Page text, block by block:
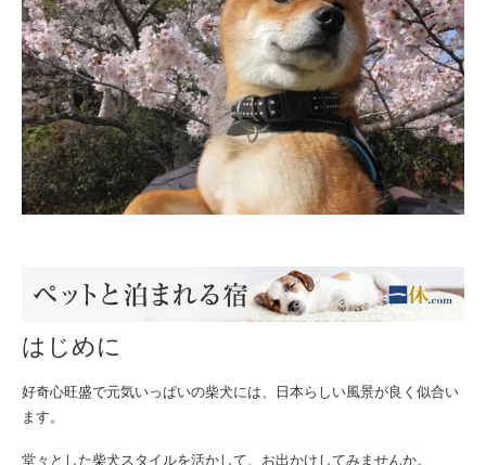
はじめに
好奇心旺盛で元気いっぱいの柴犬には、日本らしい風景が良く似合い
ます。
堂々とした柴犬スタイルを活かして、お出かけしてみませんか。